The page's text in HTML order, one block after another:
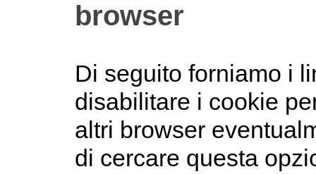
browser
Di seguito forniamo i
disabilitare i cookie
altri browser
di cercare questa